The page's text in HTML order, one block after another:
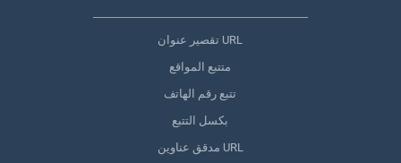
تقصير عنوان URL
متتبع المواقع
تتبع رقم الهاتف
بكسل التتبع
مدقق عناوين URL